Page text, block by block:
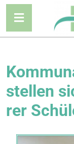
stel­len
rer